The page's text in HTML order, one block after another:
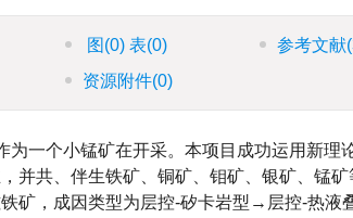
图 (0) 表(0) 参考文献
资源附件(0)
一个小锰矿在开采。本项目成功运用新理
并共、伴生铁矿、铜矿、钼矿、银矿、锰
矿，成因类型为层控-矽卡岩型→层控-热液